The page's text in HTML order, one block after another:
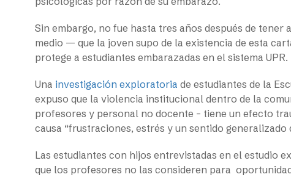
Sin embargo, no fue hasta tres años después de
medio — que la joven supo de la existencia de esta
protege a estudiantes embarazadas en el sistema UPR.
Una investigación exploratoria de estudiantes de la
expuso que la violencia institucional dentro de la
profesores y personal no docente – tiene un efecto
causa “frustraciones, estrés y un sentido generalizado
Las estudiantes con hijos entrevistadas en el estudio
que los profesores no las consideren para